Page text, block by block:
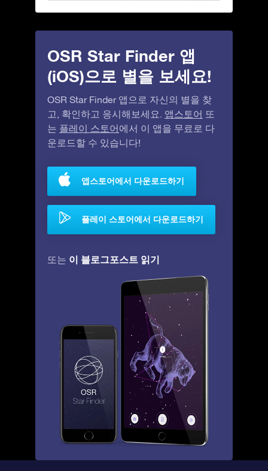
OSR Star Finder 앱
(iOS)으로 별을 보세요!
OSR Star Finder 앱으로 자신의 별을 찾
고, 확인하고 응시해보세요. 앱스토어 또
는 플레이 스토어 에서 이 앱을 무료로 다
운로드할 수 있습니다!
앱스토어에서 다운로드하기
플레이 스토어에서 다운로드하기
또는 이 블로그포스트 읽기